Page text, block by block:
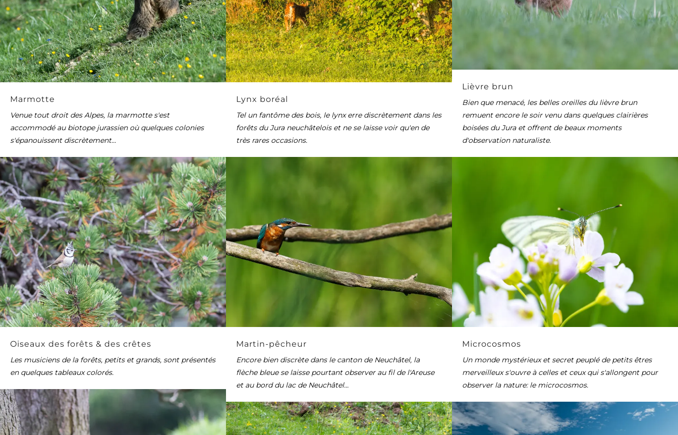
Lièvre brun
Bien que menacé, les belles oreilles du lièvre brun
remuent encore le soir venu dans quelques clairières
boisées du Jura et offrent de beaux moments
d'observation naturaliste.
Lynx boréal
Tel un fantôme des bois, le lynx erre discrètement dans les
forêts du Jura neuchâtelois et ne se laisse voir qu'en de
très rares occasions.
Marmotte
Venue tout droit des Alpes, la marmotte s'est
accommodé au biotope jurassien où quelques colonies
s'épanouissent discrètement...
Martin-pêcheur
Encore bien discrète dans le canton de Neuchâtel, la
flèche bleue se laisse pourtant observer au fil de l'Areuse
et au bord du lac de Neuchâtel...
Microcosmos
Un monde mystérieux et secret peuplé de petits êtres
merveilleux s'ouvre à celles et ceux qui s'allongent pour
observer la nature: le microcosmos.
Oiseaux des forêts & des crêtes
Les musiciens de la forêts, petits et grands, sont présentés
en quelques tableaux colorés.